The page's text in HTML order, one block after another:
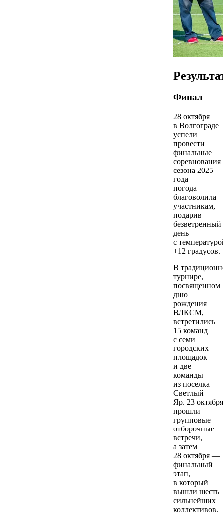
Финал
28 октября
в Волгограде
успели
провести
финальные
соревнования
сезона 2025
года —
погода
благоволила
участникам,
подарив
безветренный
день
с
+12 градусов.
В
турнире,
посвященном
дню
рождения
ВЛКСМ,
встретились
15 команд
с семи
городских
площадок
и две
команды
из поселка
Светлый
Яр. 23 октября
прошли
групповые
отборочные
встречи,
а затем
28 октября —
финальный
этап,
в который
вышли шесть
сильнейших
коллективов.